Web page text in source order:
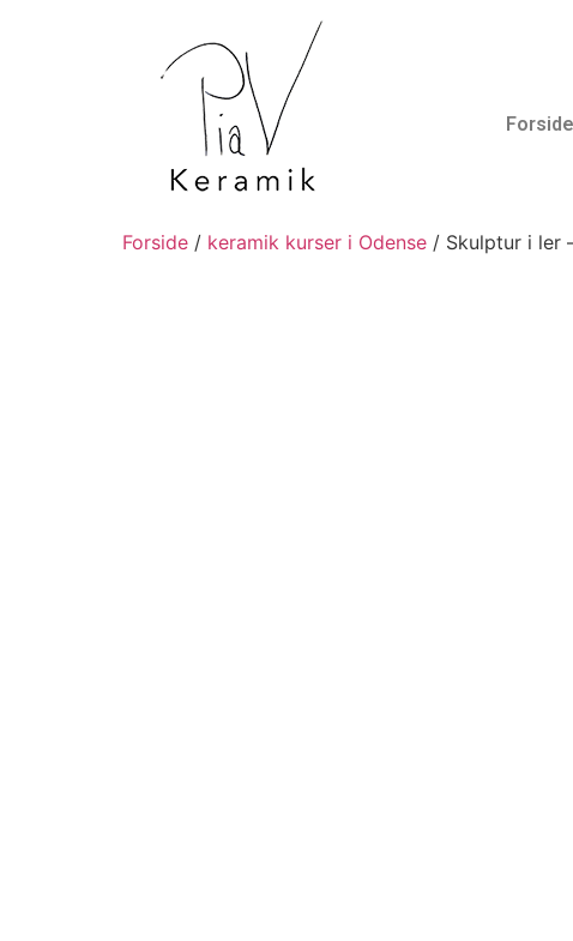
Forside
Forside / keramik kurser i Odense / Skulptur i ler